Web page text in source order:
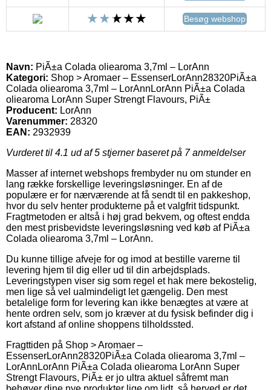
Besøg webshop
Navn: PiÃ±a Colada oliearoma 3,7ml – LorAnn
Kategori: Shop > Aromaer – EssenserLorAnn28320PiÃ±a
Colada oliearoma 3,7ml – LorAnn LorAnn PiÃ±a Colada
oliearoma LorAnn Super Strengt Flavours, PiÃ±
Producent: LorAnn
Varenummer: 28320
EAN: 2932939
Vurderet til 4.1 ud af 5 stjerner baseret på 7anmeldelser
Masser af internet webshops frembyder nu om stunder en
lang række forskellige leveringsløsninger. En af de
populære er for nærværende at få sendt til en pakkeshop,
hvor du selv henter produkterne på et valgfrit tidspunkt.
Fragtmetoden er altså i høj grad bekvem, og oftest endda
den mest prisbevidste leveringsløsning ved køb af PiÃ±a
Colada oliearoma 3,7ml – LorAnn.
Du kunne tillige afveje for og imod at bestille varerne til
levering hjem til dig eller ud til din arbejdsplads.
Leveringstypen viser sig som regel et hak mere bekostelig,
men lige så vel ualmindeligt let gængelig. Den mest
betalelige form for levering kan ikke benægtes at være at
hente ordren selv, som jo kræver at du fysisk befinder dig i
kort afstand af online shoppens tilholdssted.
Fragttiden på Shop > Aromaer –
EssenserLorAnn28320PiÃ±a Colada oliearoma 3,7ml –
LorAnn LorAnn PiÃ±a Colada oliearoma LorAnn Super
Strengt Flavours, PiÃ± er jo ultra aktuel såfremt man